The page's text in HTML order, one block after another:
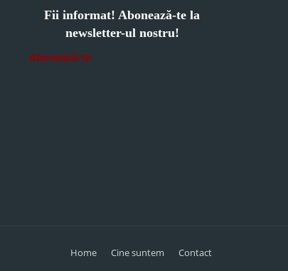
Fii informat! Abonează-te la
newsletter-ul nostru!
Abonează-te
Home Cine suntem Contact